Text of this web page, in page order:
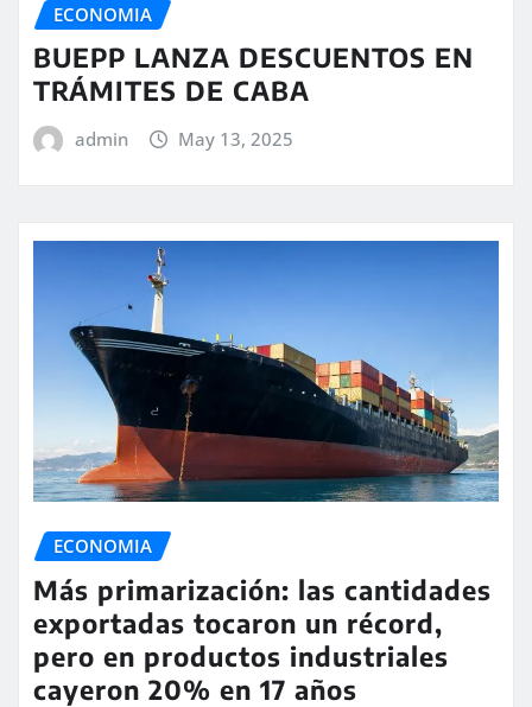
ECONOMIA
BUEPP LANZA DESCUENTOS EN
TRÁMITES DE CABA
admin May 13, 2025
ECONOMIA
Más primarización: las cantidades
exportadas tocaron un récord,
pero en productos industriales
cayeron 20% en 17 años